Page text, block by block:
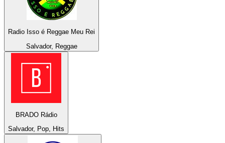
Radio Isso é Reggae Meu Rei
Salvador, Reggae
BRADO Rádio
Salvador, Pop, Hits